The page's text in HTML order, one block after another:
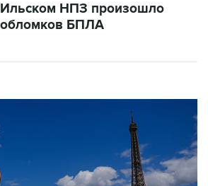
Ильском НПЗ произошло
обломков БПЛА